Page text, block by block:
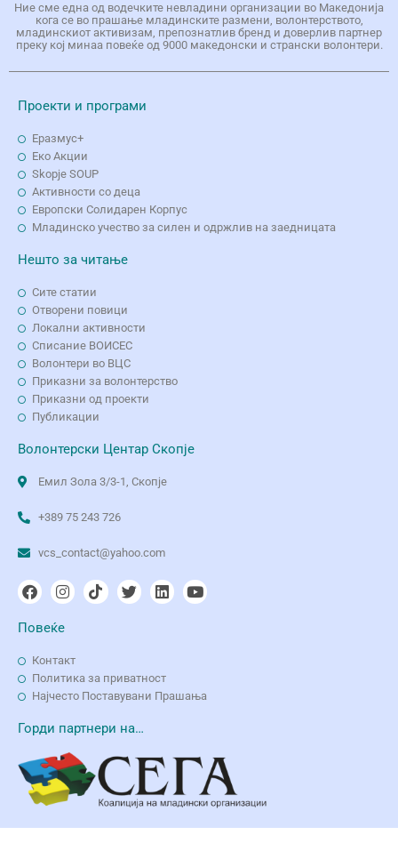
Ние сме една од водечките невладини организации во Македонија
кога се во прашање младинските размени, волонтерството,
младинскиот активизам, препознатлив бренд и доверлив партнер
преку кој минаа повеќе од 9000 македонски и странски волонтери.
Проекти и програми
Еразмус+
Еко Aкции
Skopje SOUP
Активности со деца
Европски Солидарен Корпус
Младинско учество за силен и одржлив на заедницата
Нешто за читање
Сите статии
Отворени повици
Локални активности
Списание ВОИСЕС
Волонтери во ВЦС
Приказни за волонтерство
Приказни од проекти
Публикации
Волонтерски Центар Скопје
Емил Зола 3/3-1, Скопје
+389 75 243 726
vcs_contact@yahoo.com
Повеќе
Контакт
Политика за приватност
Најчесто Поставувани Прашања
Горди партнери на…